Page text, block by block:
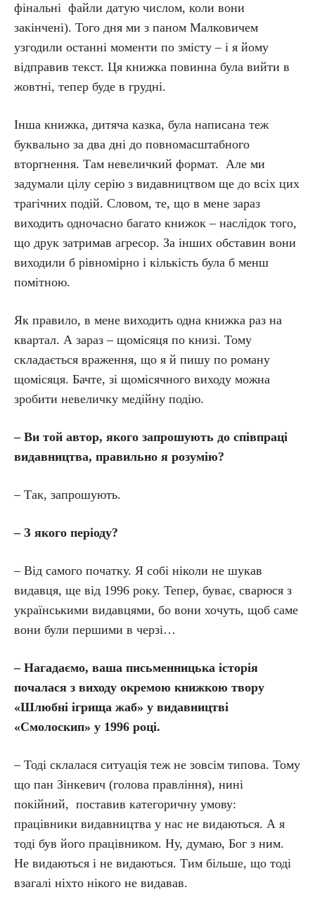
фінальні файли датую числом, коли вони
закінчені). Того дня ми з паном Малковичем
узгодили останні моменти по змісту – і я йому
відправив текст. Ця книжка повинна була вийти в
жовтні, тепер буде в грудні.
Інша книжка, дитяча казка, була написана теж
буквально за два дні до повномасштабного
вторгнення. Там невеличкий формат. Але ми
задумали цілу серію з видавництвом ще до всіх цих
трагічних подій. Словом, те, що в мене зараз
виходить одночасно багато книжок – наслідок того,
що друк затримав агресор. За інших обставин вони
виходили б рівномірно і кількість була б менш
помітною.
Як правило, в мене виходить одна книжка раз на
квартал. А зараз – щомісяця по книзі. Тому
складається враження, що я й пишу по роману
щомісяця. Бачте, зі щомісячного виходу можна
зробити невеличку медійну подію.
– Ви той автор, якого запрошують до співпраці
видавництва, правильно я розумію?
– Так, запрошують.
– З якого періоду?
– Від самого початку. Я собі ніколи не шукав
видавця, ще від 1996 року. Тепер, буває, сварюся з
українськими видавцями, бо вони хочуть, щоб саме
вони були першими в черзі…
– Нагадаємо, ваша письменницька історія
почалася з виходу окремою книжкою твору
«Шлюбні ігрища жаб» у видавництві
«Смолоскип» у 1996 році.
– Тоді склалася ситуація теж не зовсім типова. Тому
що пан Зінкевич (голова правління), нині
покійний, поставив категоричну умову:
працівники видавництва у нас не видаються. А я
тоді був його працівником. Ну, думаю, Бог з ним.
Не видаються і не видаються. Тим більше, що тоді
взагалі ніхто нікого не видавав.